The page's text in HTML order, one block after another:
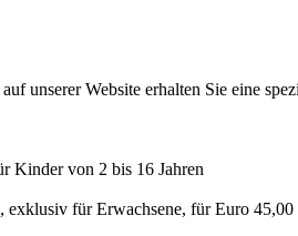
unserer Website erhalten Sie eine
Kinder von 2 bis 16 Jahren
exklusiv für Erwachsene, für Euro